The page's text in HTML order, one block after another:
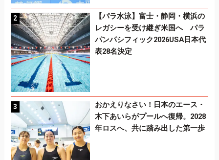
【パラ水泳】富士・静岡・横浜の
レガシーを受け継ぎ米国へ パラ
パンパシフィック2026USA日本代
表28名決定
おかえりなさい！日本のエース・
木下あいらがプールへ復帰。2028
年ロスへ、共に踏み出した第一歩